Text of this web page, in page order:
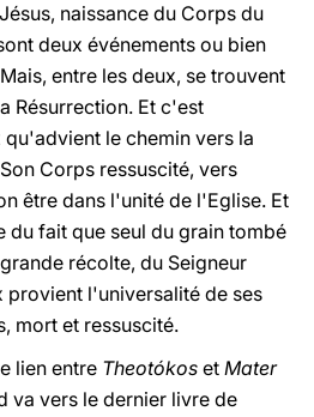
naissance du Corps du
deux événements ou bien
entre les deux, se trouvent
Résurrection. Et c'est
le chemin vers la
Corps ressuscité, vers
être dans l'unité de l'Eglise. Et
du fait que seul du grain tombé
récolte, du Seigneur
provient l'universalité de ses
mort et ressuscité.
lien entre Theotókos et Mater
va vers le dernier livre de